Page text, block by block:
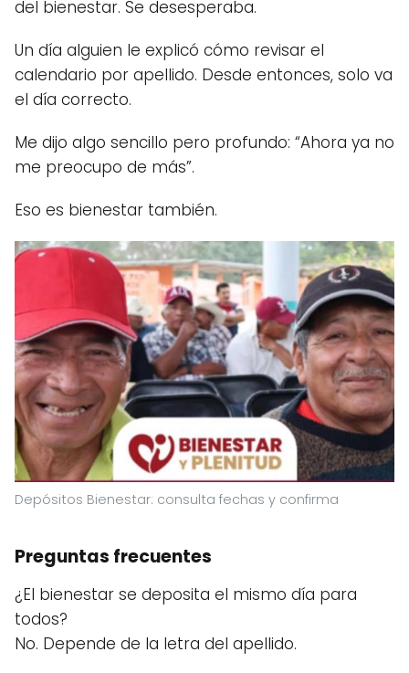
del bienestar. Se desesperaba.
Un día alguien le explicó cómo revisar el
calendario por apellido. Desde entonces, solo va
el día correcto.
Me dijo algo sencillo pero profundo: “Ahora ya no
me preocupo de más”.
Eso es bienestar también.
Depósitos Bienestar: consulta fechas y confirma
Preguntas frecuentes
¿El bienestar se deposita el mismo día para
todos?
No. Depende de la letra del apellido.